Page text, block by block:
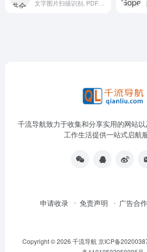
千流导航致力于收集和分享实用的网站
工作生活提供一站式启航服
申请收录 免责声明 广告合作
Copyright © 2026 千流导航京ICP备